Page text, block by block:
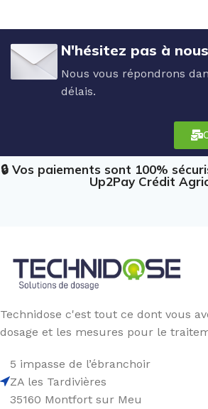
N'hésitez pas à
Nous vous répondrons
délais.
🔒 Vos paiements sont 100%
Up2Pay Crédit
Technidose c'est tout ce dont vous
dosage et les mesures pour le
5 impasse de l’ébranchoir
ZA les Tardivières
35160 Montfort sur Meu